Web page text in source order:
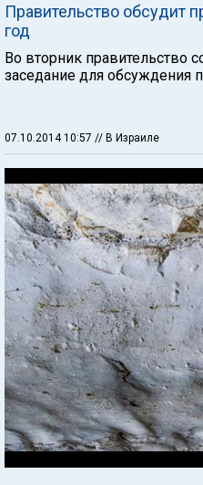
Правительство обсудит
год
Во вторник правительство
заседание для обсуждения
07.10.2014 10:57 // В Израиле